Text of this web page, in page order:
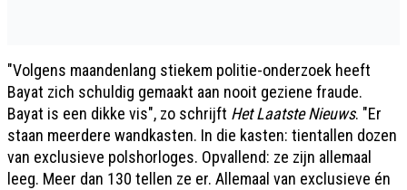
"Volgens maandenlang stiekem politie-onderzoek heeft
Bayat zich schuldig gemaakt aan nooit geziene fraude.
Bayat is een dikke vis", zo schrijft Het Laatste Nieuws. "Er
staan meerdere wandkasten. In die kasten: tientallen dozen
van exclusieve polshorloges. Opvallend: ze zijn allemaal
leeg. Meer dan 130 tellen ze er. Allemaal van exclusieve én